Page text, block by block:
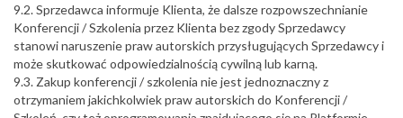
9.2. Sprzedawca informuje Klienta, że dalsze rozpowszechnianie
Konferencji / Szkolenia przez Klienta bez zgody Sprzedawcy
stanowi naruszenie praw autorskich przysługujących Sprzedawcy i
może skutkować odpowiedzialnością cywilną lub karną.
9.3. Zakup konferencji / szkolenia nie jest jednoznaczny z
otrzymaniem jakichkolwiek praw autorskich do Konferencji /